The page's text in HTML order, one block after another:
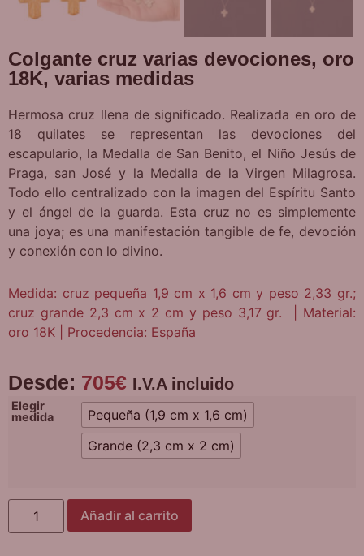
Colgante cruz varias devociones, oro
18K, varias medidas
Hermosa cruz llena de significado. Realizada en oro de
18 quilates se representan las devociones del
escapulario, la Medalla de San Benito, el Niño Jesús de
Praga, san José y la Medalla de la Virgen Milagrosa.
Todo ello centralizado con la imagen del Espíritu Santo
y el ángel de la guarda. Esta cruz no es simplemente
una joya; es una manifestación tangible de fe, devoción
y conexión con lo divino.
Medida: cruz pequeña 1,9 cm x 1,6 cm y peso 2,33 gr.;
cruz grande 2,3 cm x 2 cm y peso 3,17 gr. | Material:
oro 18K | Procedencia: España
Desde: 705€ I.V.A incluido
Elegir
medida
Pequeña (1,9 cm x 1,6 cm)
Grande (2,3 cm x 2 cm)
Añadir al carrito